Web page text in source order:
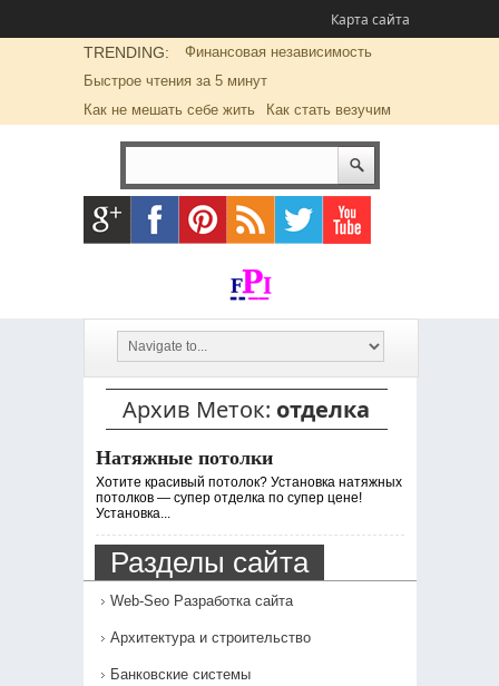
Карта сайта
TRENDING:
Финансовая независимость
Быстрое чтения за 5 минут
Как не мешать себе жить
Как стать везучим
Архив Меток: отделка
Натяжные потолки
Хотите красивый потолок? Установка натяжных
потолков — супер отделка по супер цене!
Установка...
Разделы сайта
Web-Seo Разработка сайта
Архитектура и строительство
Банковские системы